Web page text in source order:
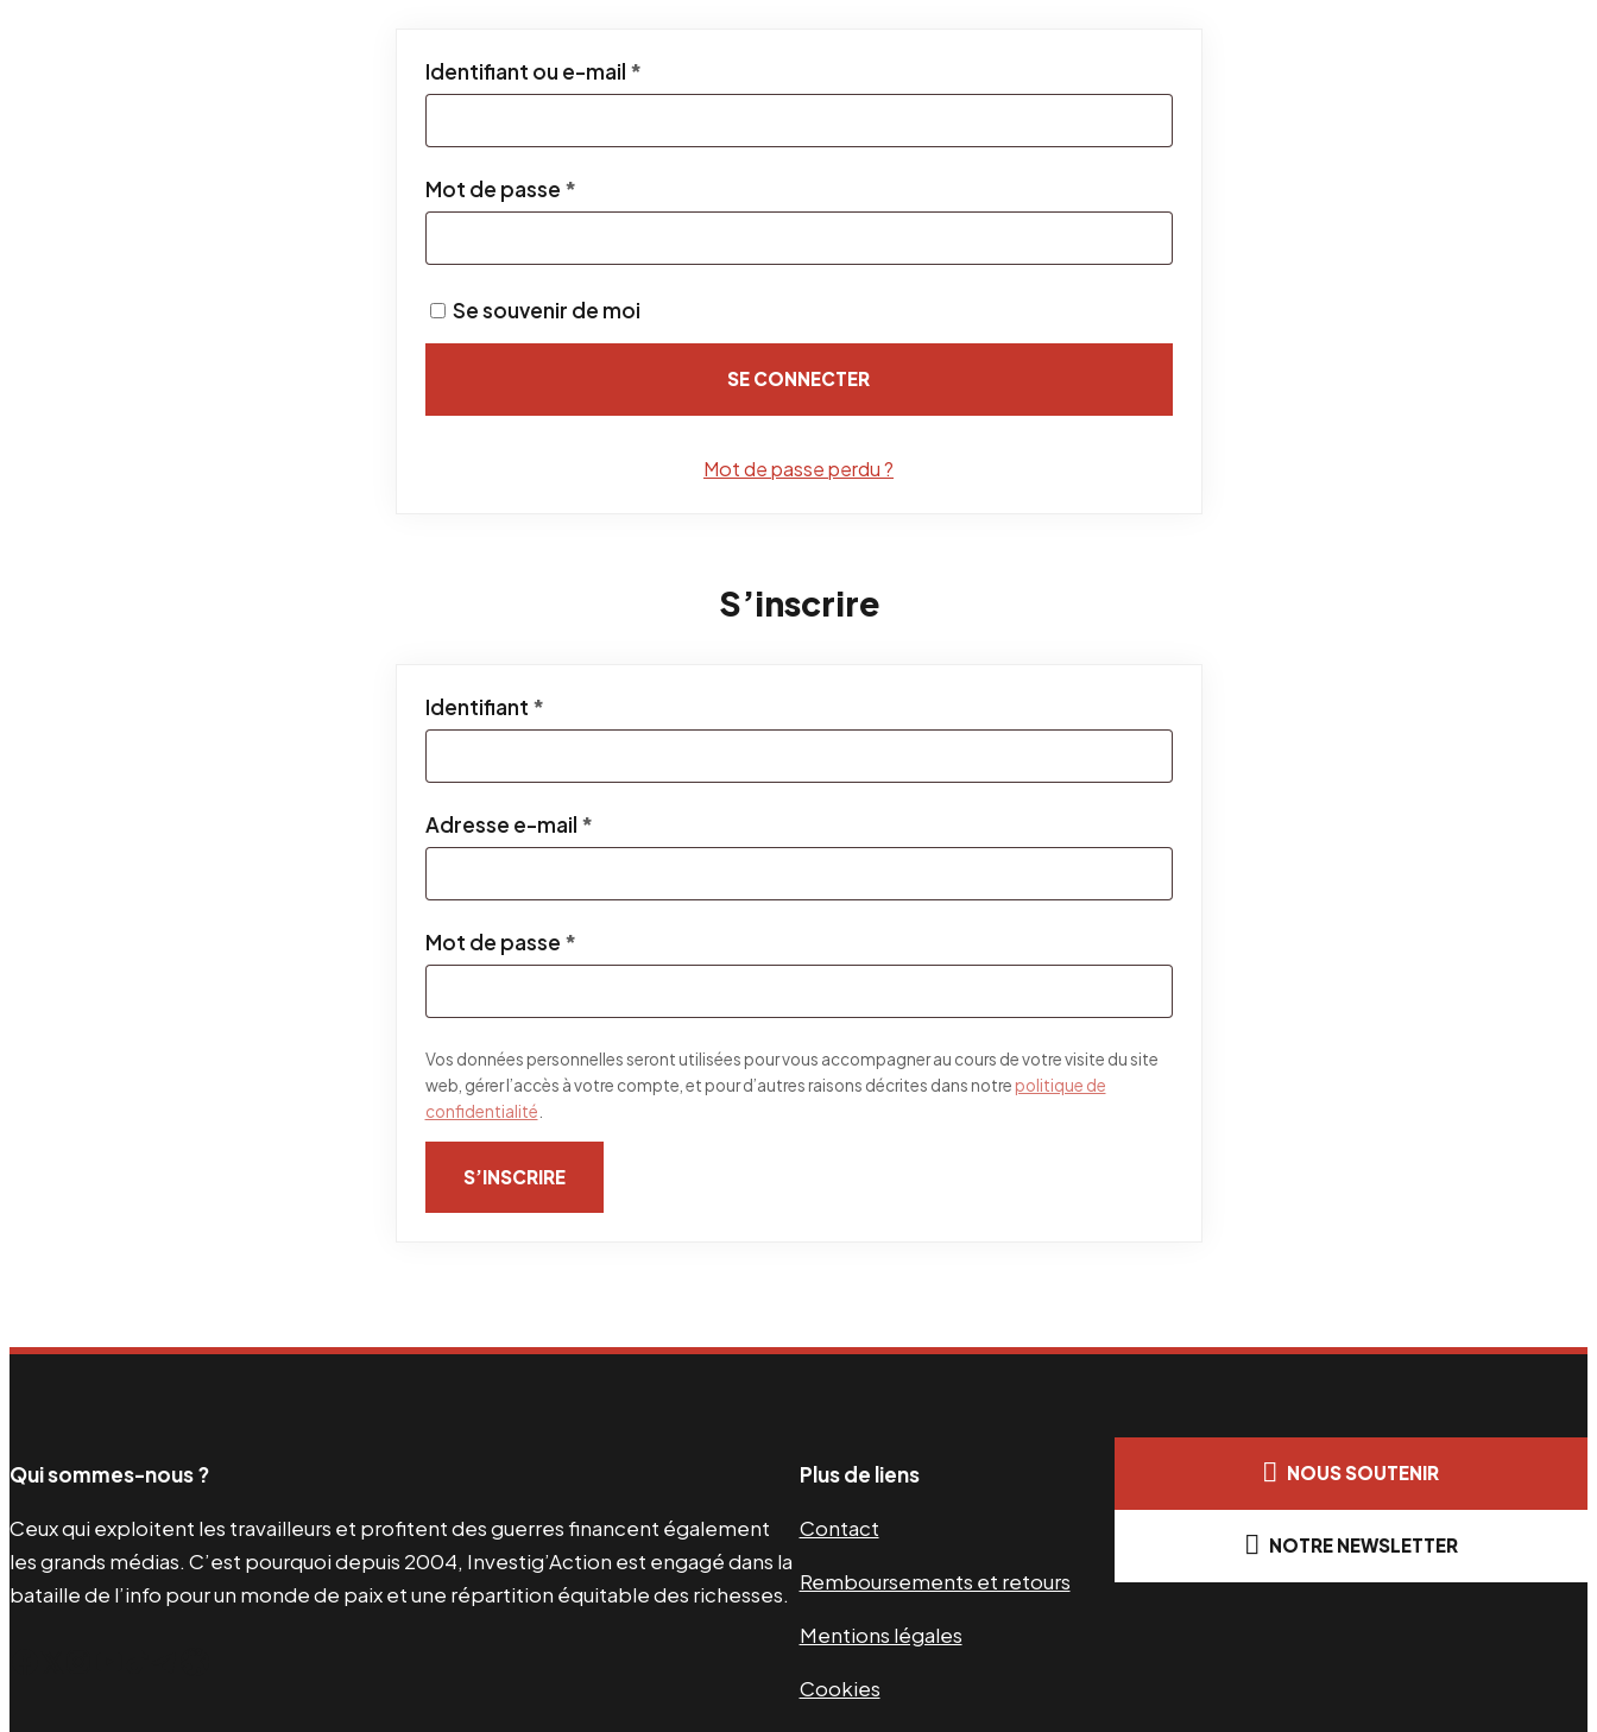
Identifiant ou e-mail *Obligatoire
Mot de passe *Obligatoire
Se souvenir de moi
SE CONNECTER
Mot de passe perdu ?
S’inscrire
Identifiant *Obligatoire
Adresse e-mail *Obligatoire
Mot de passe *Obligatoire
Vos données personnelles seront utilisées pour vous accompagner au cours de votre visite du site
web, gérer l’accès à votre compte, et pour d’autres raisons décrites dans notre politique de
confidentialité
S’INSCRIRE
Qui sommes-nous ?
Ceux qui exploitent les travailleurs et profitent des guerres financent également
les grands médias. C’est pourquoi depuis 2004, Investig’Action est engagé dans la
bataille de l’info pour un monde de paix et une répartition équitable des richesses.
Plus de liens
Contact
Remboursements et retours
Mentions légales
Cookies
NOUS SOUTENIR
NOTRE NEWSLETTER